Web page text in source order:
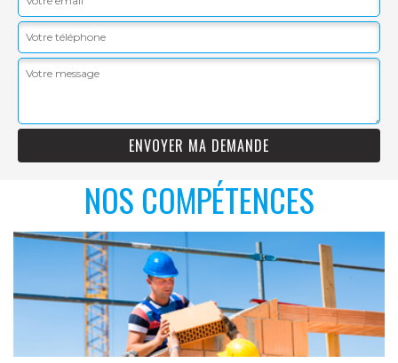
NOS COMPÉTENCES